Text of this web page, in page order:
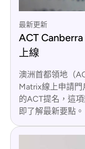
最新更新
ACT
上線
澳洲首都領地（
Matrix線上申請
的ACT提名，這
即了解最新要點。